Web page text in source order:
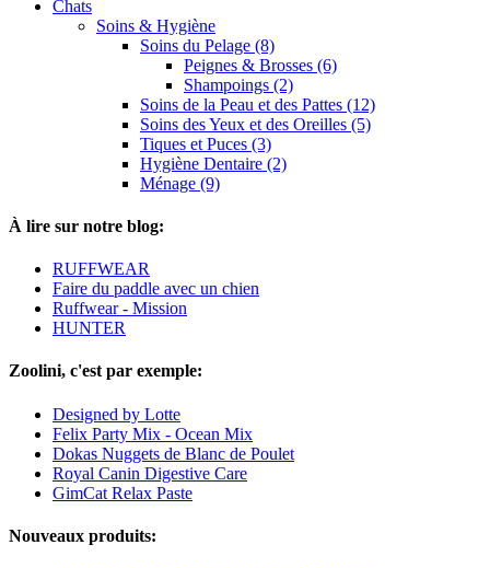
Chats
Soins & Hygiène
Soins du Pelage (8)
Peignes & Brosses (6)
Shampoings (2)
Soins de la Peau et des Pattes (12)
Soins des Yeux et des Oreilles (5)
Tiques et Puces (3)
Hygiène Dentaire (2)
Ménage (9)
À lire sur notre blog:
RUFFWEAR
Faire du paddle avec un chien
Ruffwear - Mission
HUNTER
Zoolini, c'est par exemple:
Designed by Lotte
Felix Party Mix - Ocean Mix
Dokas Nuggets de Blanc de Poulet
Royal Canin Digestive Care
GimCat Relax Paste
Nouveaux produits: